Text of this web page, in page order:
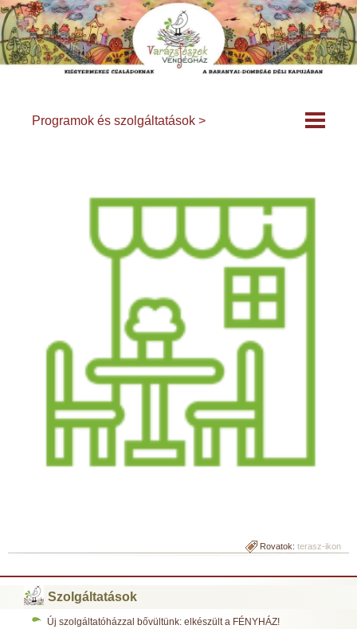
Programok és szolgáltatások >
Rovatok: terasz-ikon
Szolgáltatások
Új szolgáltatóházzal bővültünk: elkészült a FÉNYHÁZ!